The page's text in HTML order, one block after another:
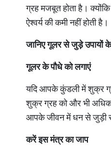
ग्रह मजबूत होता है।
ऐश्वर्य की कमी नहीं होती है।
जानिए गूलर से जुड़े उपायों
गूलर के पौधे को लगाएं
यदि आपके कुंडली में शुक्र
शुक्र ग्रह को और भी
आपके जीवन में धन से जुड़ी
करें इस मंत्र का जाप